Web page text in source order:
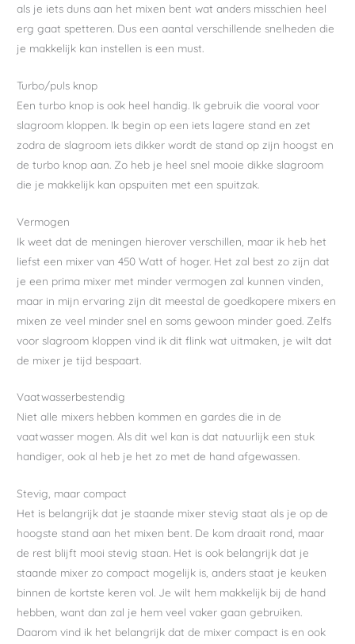
als je iets duns aan het mixen bent wat anders misschien heel
erg gaat spetteren. Dus een aantal verschillende snelheden die
je makkelijk kan instellen is een must.
Turbo/puls knop
Een turbo knop is ook heel handig. Ik gebruik die vooral voor
slagroom kloppen. Ik begin op een iets lagere stand en zet
zodra de slagroom iets dikker wordt de stand op zijn hoogst en
de turbo knop aan. Zo heb je heel snel mooie dikke slagroom
die je makkelijk kan opspuiten met een spuitzak.
Vermogen
Ik weet dat de meningen hierover verschillen, maar ik heb het
liefst een mixer van 450 Watt of hoger. Het zal best zo zijn dat
je een prima mixer met minder vermogen zal kunnen vinden,
maar in mijn ervaring zijn dit meestal de goedkopere mixers en
mixen ze veel minder snel en soms gewoon minder goed. Zelfs
voor slagroom kloppen vind ik dit flink wat uitmaken, je wilt dat
de mixer je tijd bespaart.
Vaatwasserbestendig
Niet alle mixers hebben kommen en gardes die in de
vaatwasser mogen. Als dit wel kan is dat natuurlijk een stuk
handiger, ook al heb je het zo met de hand afgewassen.
Stevig, maar compact
Het is belangrijk dat je staande mixer stevig staat als je op de
hoogste stand aan het mixen bent. De kom draait rond, maar
de rest blijft mooi stevig staan. Het is ook belangrijk dat je
staande mixer zo compact mogelijk is, anders staat je keuken
binnen de kortste keren vol. Je wilt hem makkelijk bij de hand
hebben, want dan zal je hem veel vaker gaan gebruiken.
Daarom vind ik het belangrijk dat de mixer compact is en ook